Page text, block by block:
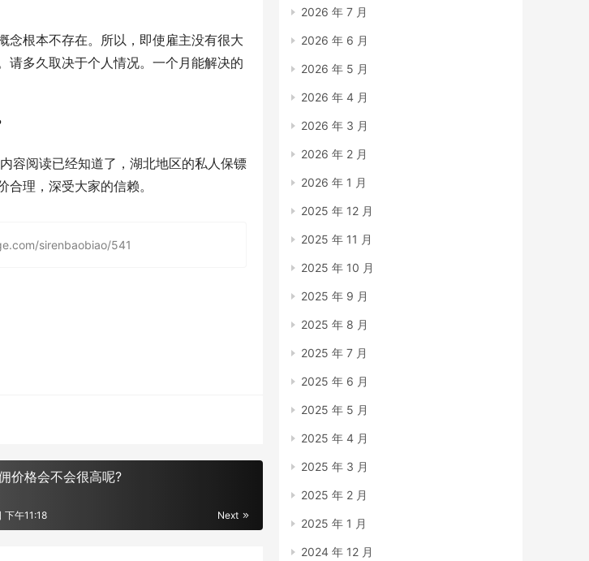
念根本不存在。所以，即使雇主没有很大
请多久取决于个人情况。一个月能解决的
容阅读已经知道了，湖北地区的私人保镖
理，深受大家的信赖。
sirenbaobiao/541
价格会不会很高呢?
Next
下午11:18
2026 年 7 月
2026 年 6 月
2026 年 5 月
2026 年 4 月
2026 年 3 月
2026 年 2 月
2026 年 1 月
2025 年 12 月
2025 年 11 月
2025 年 10 月
2025 年 9 月
2025 年 8 月
2025 年 7 月
2025 年 6 月
2025 年 5 月
2025 年 4 月
2025 年 3 月
2025 年 2 月
2025 年 1 月
2024 年 12 月